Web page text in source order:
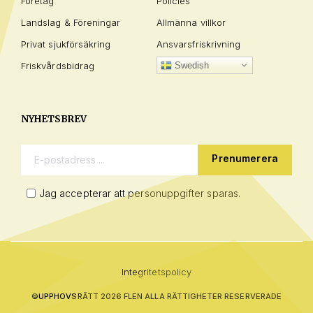
Landslag & Föreningar
Privat sjukförsäkring
Friskvårdsbidrag
Allmänna villkor
Ansvarsfriskrivning
Swedish
NYHETSBREV
E-postadress:
Jag accepterar att personuppgifter sparas.
Integritetspolicy
©UPPHOVSRÄTT 2026 FLEN ALLA RÄTTIGHETER RESERVERADE